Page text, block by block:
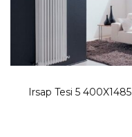
Irsap Tesi 5 400X1485